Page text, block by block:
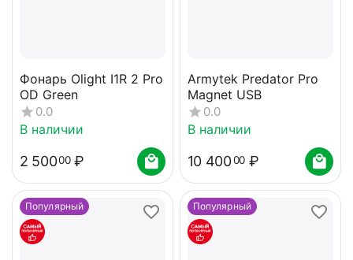
Фонарь Olight I1R 2 Pro
OD Green
0.0
В наличии
2 50000 ₽
Armytek Predator Pro
Magnet USB
0.0
В наличии
10 40000 ₽
Популярный Популярный